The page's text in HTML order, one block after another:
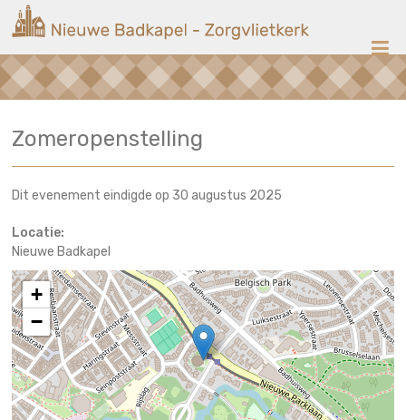
naar
inhoud
Nieuwe
Badkapel
op
Zomeropenstelling
Dit evenement eindigde op 30 augustus 2025
Locatie:
Nieuwe Badkapel
+
−